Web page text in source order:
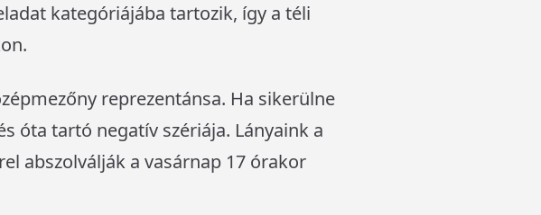
kategóriájába tartozik, így a téli
reprezentánsa. Ha sikerülne
óta tartó negatív szériája. Lányaink a
abszolválják a vasárnap 17 órakor